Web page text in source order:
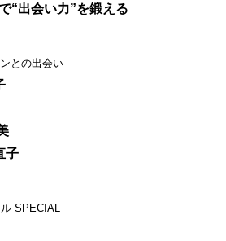
“出会い力”を鍛える
との出会い
子
SPECIAL